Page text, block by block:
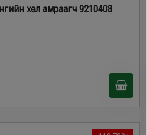
хөл амраагч 9210408